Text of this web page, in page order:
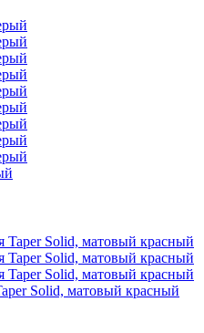
Solid, матовый красный